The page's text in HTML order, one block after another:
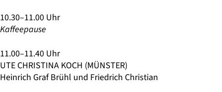
10.30–11.00 Uhr
Kaffeepause
11.00–11.40 Uhr
UTE CHRISTINA KOCH (MÜNSTER)
Heinrich Graf Brühl und Friedrich Christian